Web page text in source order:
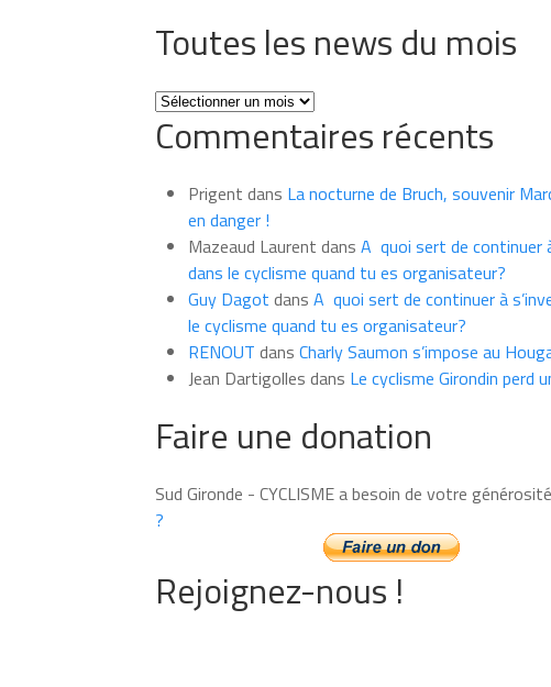
Toutes les news du mois
Toutes
les
news
mois
Commentaires récents
Prigent dans La nocturne de Bruch, souvenir
en danger !
Mazeaud Laurent dans A quoi sert de continuer
dans le cyclisme quand tu es organisateur?
Guy Dagot dans A quoi sert de continuer à
le cyclisme quand tu es organisateur?
RENOUT dans Charly Saumon s’impose au
Jean Dartigolles dans Le cyclisme Girondin perd
Faire une donation
Sud Gironde - CYCLISME a besoin de votre
?
Rejoignez-nous !